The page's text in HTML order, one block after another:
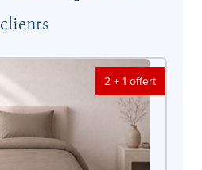
clients
2 + 1 offert